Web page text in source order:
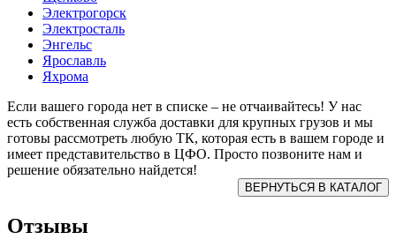
Электрогорск
Электросталь
Энгельс
Ярославль
Яхрома
Если вашего города нет в списке – не отчаивайтесь! У нас
есть собственная служба доставки для крупных грузов и мы
готовы рассмотреть любую ТК, которая есть в вашем городе и
имеет представительство в ЦФО. Просто позвоните нам и
решение обязательно найдется!
Отзывы